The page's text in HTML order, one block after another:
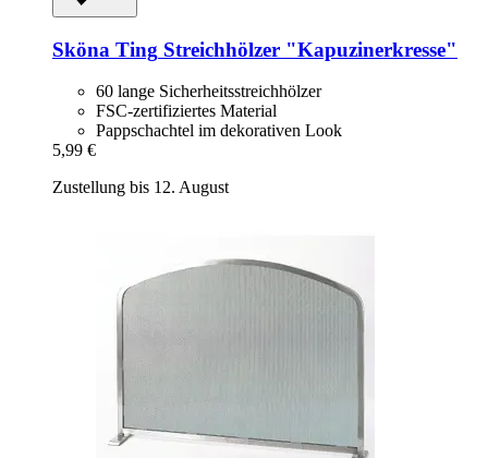
Sköna Ting Streichhölzer "Kapuzinerkresse"
60 lange Sicherheitsstreichhölzer
FSC-zertifiziertes Material
Pappschachtel im dekorativen Look
5,99 €
Zustellung bis 12. August